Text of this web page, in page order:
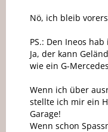
Nö, ich bleib
PS.: Den Ineos
Ja, der kann
wie ein G-
Wenn ich über
stellte ich mir ein
Garage!
Wenn schon